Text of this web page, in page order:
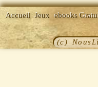
Accueil Jeux ebooks
(c)